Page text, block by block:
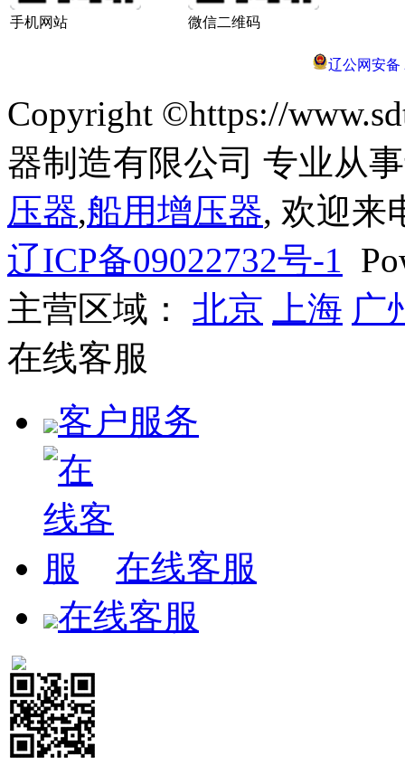
手机网站 微信二维码
辽公网安备
Copyright ©https://
器制造有限公司 专业从
压器,船用增压器, 欢迎来
辽ICP备09022732号-1
主营区域： 北京 上海 广
在线客服
客户服务
在线客服
在线客服